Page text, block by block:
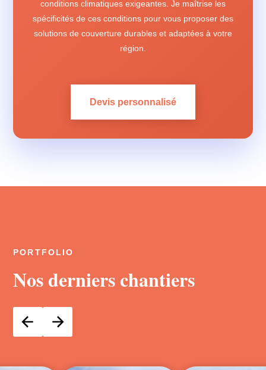
conditions climatiques exigeantes. Je maîtrise les
spécificités de ces conditions pour vous proposer des
solutions de couverture durables et adaptées à votre
région.
Devis personnalisé
PORTFOLIO
Nos derniers chantiers